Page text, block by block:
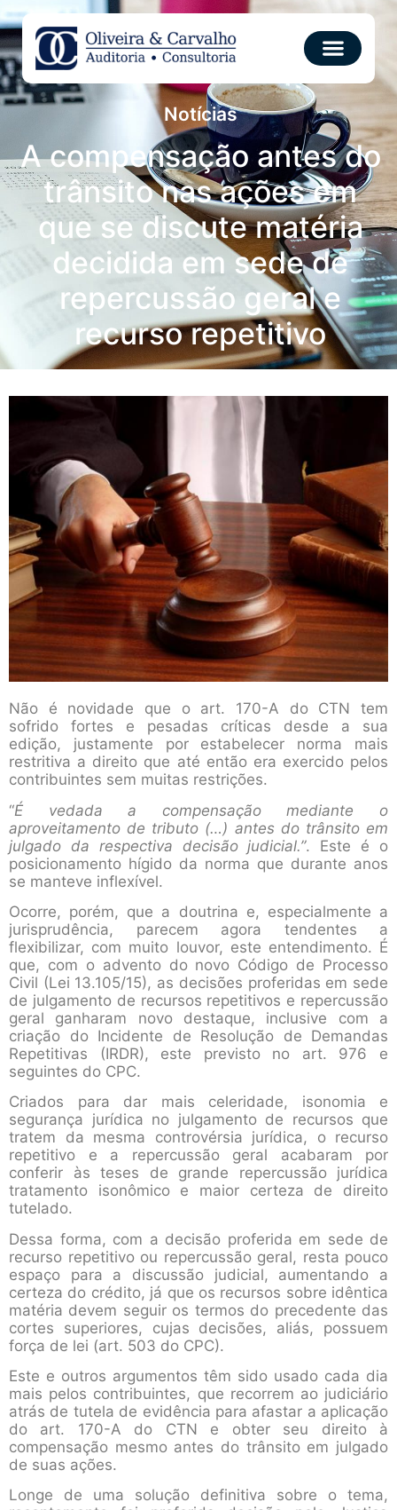
Notícias
A compensação antes do
trânsito nas ações em
que se discute matéria
decidida em sede de
repercussão geral e
recurso repetitivo
Não é novidade que o art. 170-A do CTN tem
sofrido fortes e pesadas críticas desde a sua
edição, justamente por estabelecer norma mais
restritiva a direito que até então era exercido pelos
contribuintes sem muitas restrições.
“É vedada a compensação mediante o
aproveitamento de tributo (…) antes do trânsito em
julgado da respectiva decisão judicial.”. Este é o
posicionamento hígido da norma que durante anos
se manteve inflexível.
Ocorre, porém, que a doutrina e, especialmente a
jurisprudência, parecem agora tendentes a
flexibilizar, com muito louvor, este entendimento. É
que, com o advento do novo Código de Processo
Civil (Lei 13.105/15), as decisões proferidas em sede
de julgamento de recursos repetitivos e repercussão
geral ganharam novo destaque, inclusive com a
criação do Incidente de Resolução de Demandas
Repetitivas (IRDR), este previsto no art. 976 e
seguintes do CPC.
Criados para dar mais celeridade, isonomia e
segurança jurídica no julgamento de recursos que
tratem da mesma controvérsia jurídica, o recurso
repetitivo e a repercussão geral acabaram por
conferir às teses de grande repercussão jurídica
tratamento isonômico e maior certeza de direito
tutelado.
Dessa forma, com a decisão proferida em sede de
recurso repetitivo ou repercussão geral, resta pouco
espaço para a discussão judicial, aumentando a
certeza do crédito, já que os recursos sobre idêntica
matéria devem seguir os termos do precedente das
cortes superiores, cujas decisões, aliás, possuem
força de lei (art. 503 do CPC).
Este e outros argumentos têm sido usado cada dia
mais pelos contribuintes, que recorrem ao judiciário
atrás de tutela de evidência para afastar a aplicação
do art. 170-A do CTN e obter seu direito à
compensação mesmo antes do trânsito em julgado
de suas ações.
Longe de uma solução definitiva sobre o tema,